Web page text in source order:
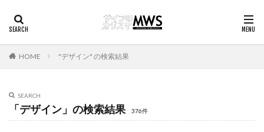
HOME "デザイン" の検索結果
SEARCH
「デザイン」の検索結果 376件